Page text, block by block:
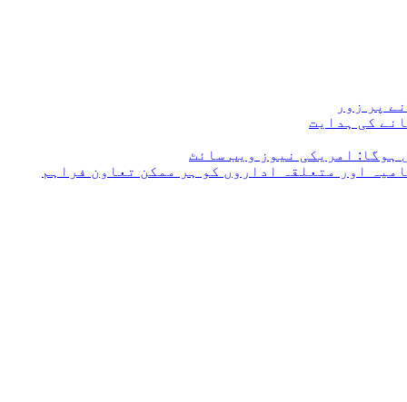
پر زور
کی ہدایت
ہوگا: امریکی نیوز ویب سائٹ
اور متعلقہ اداروں کو ہر ممکن تعاون فراہم